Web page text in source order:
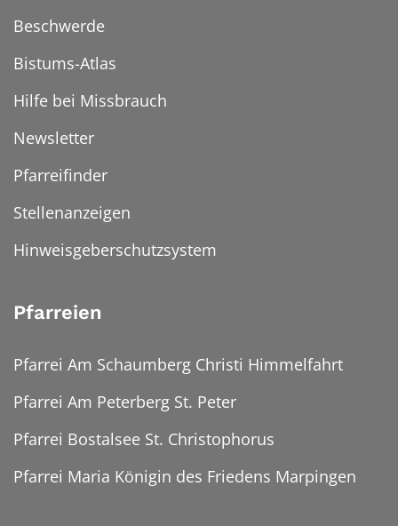
Beschwerde
Bistums-Atlas
Hilfe bei Missbrauch
Newsletter
Pfarreifinder
Stellenanzeigen
Hinweisgeberschutzsystem
Pfarreien
Pfarrei Am Schaumberg Christi Himmelfahrt
Pfarrei Am Peterberg St. Peter
Pfarrei Bostalsee St. Christophorus
Pfarrei Maria Königin des Friedens Marpingen